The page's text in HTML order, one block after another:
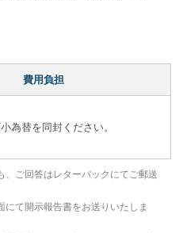
費用負担
為替を同封ください。
ご回答はレターパックにてご郵送
にて開示報告書をお送りいたしま